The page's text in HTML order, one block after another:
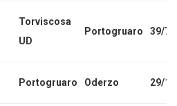
Torviscosa
UD
Portogruaro 39/75
Portogruaro Oderzo 29/